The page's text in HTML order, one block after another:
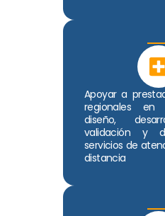
Apoyar a
regionales en
diseño,
validación y
servicios de
distancia